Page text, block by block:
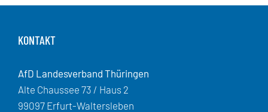
KONTAKT
AfD Landesverband Thüringen
Alte Chaussee 73 / Haus 2
99097 Erfurt-Waltersleben